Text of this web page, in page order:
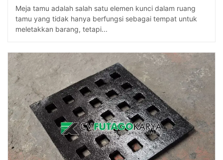
Meja tamu adalah salah satu elemen kunci dalam ruang
tamu yang tidak hanya berfungsi sebagai tempat untuk
meletakkan barang, tetapi...